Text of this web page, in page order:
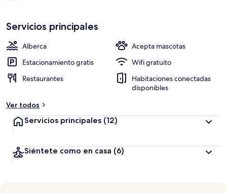
Servicios principales
Alberca
Acepta mascotas
Estacionamiento gratis
Wifi gratuito
Restaurantes
Habitaciones conectadas
disponibles
Ver todos
Servicios principales (12)
Siéntete como en casa (6)